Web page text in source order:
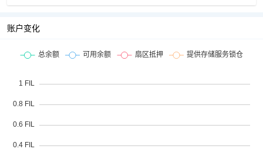
账户变化